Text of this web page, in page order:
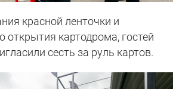
красной ленточки и
открытия картодрома, гостей
сесть за руль картов.